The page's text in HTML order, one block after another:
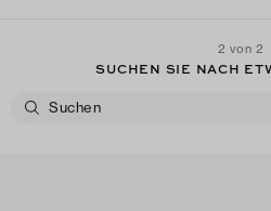
2 von 2
SUCHEN SIE NACH